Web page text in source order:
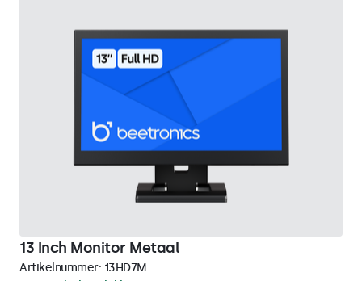
13 Inch Monitor Metaal
Artikelnummer: 13HD7M